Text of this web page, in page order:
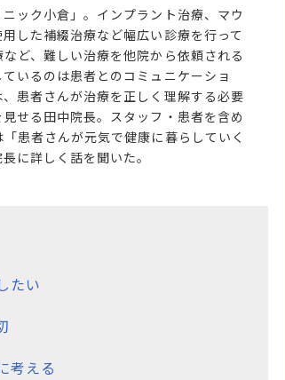
ック小倉」。インプラント治療、マウ
した補綴治療など幅広い診療を行って
ど、難しい治療を他院から依頼される
いるのは患者とのコミュニケーショ
患者さんが治療を正しく理解する必要
せる田中院長。スタッフ・患者を含め
患者さんが元気で健康に暮らしていく
に詳しく話を聞いた。
たい
考える